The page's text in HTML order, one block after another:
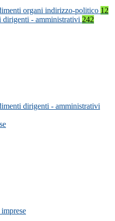
organi indirizzo-politico 12
dirigenti - amministrativi 242
dirigenti - amministrativi